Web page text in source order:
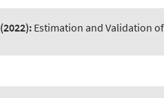
(2022): Estimation and Validation